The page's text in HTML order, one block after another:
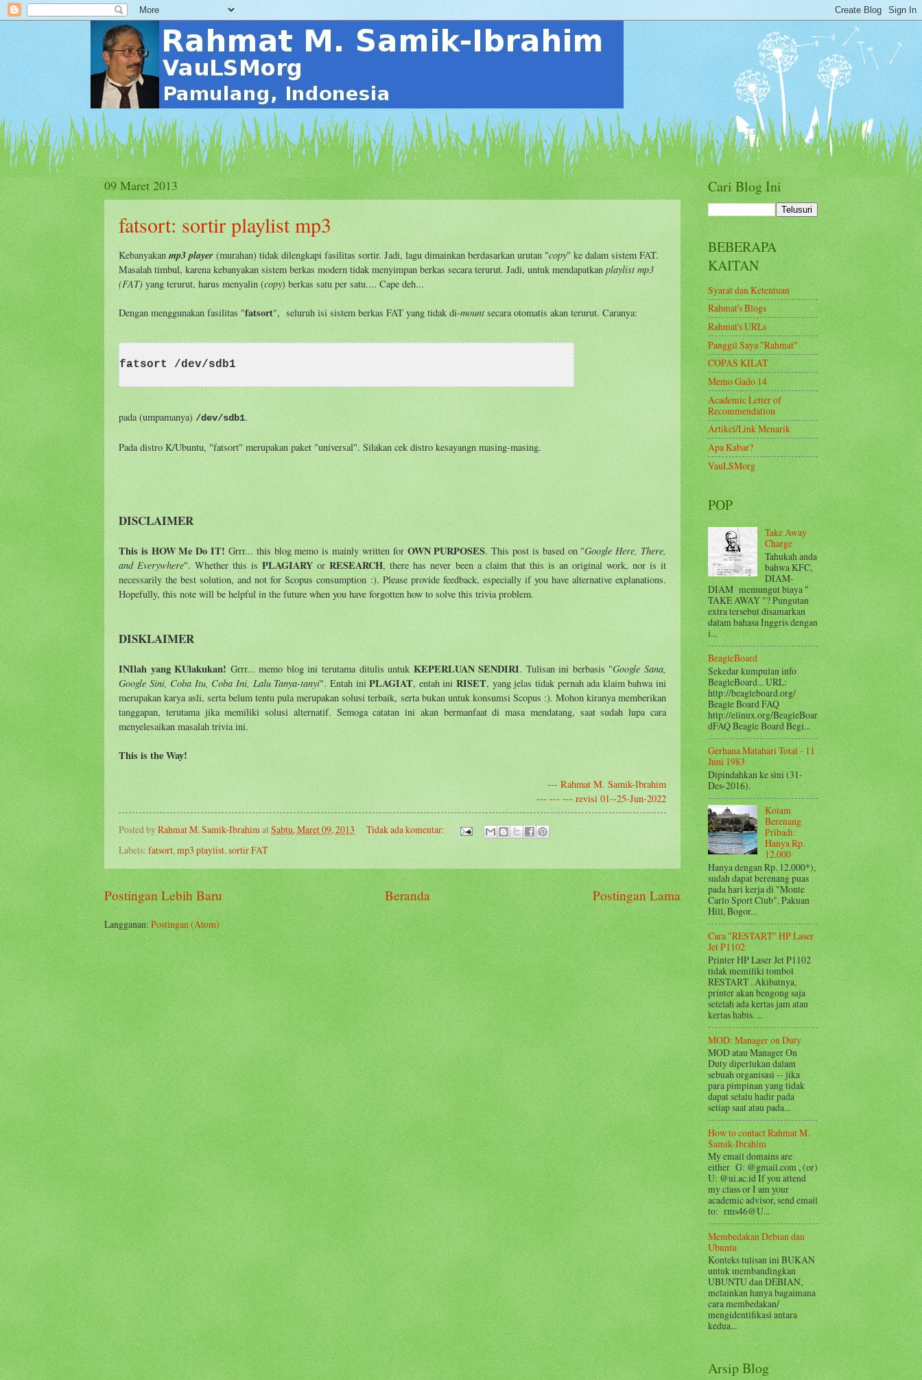
09 Maret 2013
fatsort: sortir playlist mp3
Kebanyakan mp3 player (murahan) tidak dilengkapi fasilitas sortir. Jadi, lagu dimainkan berdasarkan urutan "copy" ke dalam sistem FAT.
Masalah timbul, karena kebanyakan sistem berkas modern tidak menyimpan berkas secara terurut. Jadi, untuk mendapatkan playlist mp3
(FAT) yang terurut, harus menyalin (copy) berkas satu per satu.... Cape deh...
Dengan menggunakan fasilitas "fatsort", seluruh isi sistem berkas FAT yang tidak di-mount secara otomatis akan terurut. Caranya:
fatsort /dev/sdb1
pada (umpamanya) /dev/sdb1.
Pada distro K/Ubuntu, "fatsort" merupakan paket "universal". Silakan cek distro kesayangn masing-masing.
DISCLAIMER
This is HOW Me Do IT! Grrr... this blog memo is mainly written for OWN PURPOSES. This post is based on "Google Here, There,
and Everywhere". Whether this isPLAGIARY orRESEARCH, there has never been a claim that this is an original work, nor is it
necessarily the best solution, and not for Scopus consumption :). Please provide feedback, especially if you have alternative explanations.
Hopefully, this note will be helpful in the future when you have forgotten how to solve this trivia problem.
DISKLAIMER
INIlah yang KUlakukan! Grrr... memo blog ini terutama ditulis untuk KEPERLUAN SENDIRI. Tulisan ini berbasis "Google Sana,
Google Sini, Coba Itu, Coba Ini, Lalu Tanya-tanyi". Entah iniPLAGIAT, entah iniRISET, yang jelas tidak pernah ada klaim bahwa ini
merupakan karya asli, serta belum tentu pula merupakan solusi terbaik, serta bukan untuk konsumsi Scopus :). Mohon kiranya memberikan
tanggapan, terutama jika memiliki solusi alternatif. Semoga catatan ini akan bermanfaat di masa mendatang, saat sudah lupa cara
menyelesaikan masalah trivia ini.
This is the Way!
--- Rahmat M. Samik-Ibrahim
--- --- --- revisi 01--25-Jun-2022
Posted byRahmat M. Samik-IbrahimatSabtu, Maret 09, 2013
Tidak ada komentar:
Labels: fatsort, mp3 playlist, sortir FAT
Postingan Lebih Baru Postingan Lama
Beranda
Langganan:Postingan (Atom)
Cari Blog Ini
BEBERAPA
KAITAN
Syarat dan Ketentuan
Rahmat's Blogs
Rahmat's URLs
Panggil Saya "Rahmat"
COPAS KILAT
Memo Gado 14
Academic Letter of
Recommendation
Artikel/Link Menarik
Apa Kabar?
VauLSMorg
POP
Take Away
Charge
Tahukah anda
bahwa KFC,
DIAM-
DIAM memungut biaya "
TAKE AWAY "? Pungutan
extra tersebut disamarkan
dalam bahasa Inggris dengan
i...
BeagleBoard
Sekedar kumpulan info
BeagleBoard... URL:
http://beagleboard.org/
Beagle Board FAQ
http://elinux.org/BeagleBoar
dFAQ Beagle Board Begi...
Gerhana Matahari Total - 11
Juni 1983
Dipindahkan ke sini (31-
Des-2016).
Kolam
Berenang
Pribadi:
Hanya Rp.
12.000
Hanya dengan Rp. 12.000*),
sudah dapat berenang puas
pada hari kerja di "Monte
Carlo Sport Club", Pakuan
Hill, Bogor...
Cara "RESTART" HP Laser
Jet P1102
Printer HP Laser Jet P1102
tidak memiliki tombol
RESTART . Akibatnya,
printer akan bengong saja
setelah ada kertas jam atau
kertas habis. ...
MOD: Manager on Duty
MOD atau Manager On
Duty diperlukan dalam
sebuah organisasi -- jika
para pimpinan yang tidak
dapat selalu hadir pada
setiap saat atau pada...
How to contact Rahmat M.
Samik-Ibrahim
My email domains are
either G: @gmail.com , (or)
U: @ui.ac.id If you attend
my class or I am your
academic advisor, send email
to: rms46@U...
Membedakan Debian dan
Ubuntu
Konteks tulisan ini BUKAN
untuk membandingkan
UBUNTU dan DEBIAN,
melainkan hanya bagaimana
cara membedakan/
mengidentifikasi antara
kedua...
Arsip Blog